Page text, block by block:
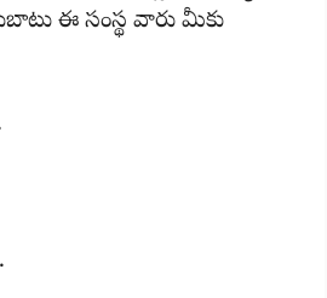
ఈ సంస్థ వారు మీకు